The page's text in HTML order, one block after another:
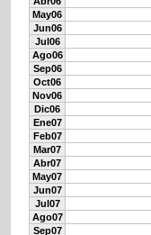
May06
Jun06
Jul06
Ago06
Sep06
Oct06
Nov06
Dic06
Ene07
Feb07
Mar07
Abr07
May07
Jun07
Jul07
Ago07
Sep07